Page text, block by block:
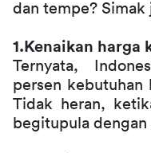
dan tempe?
1.Kenaikan harga
Ternyata,
persen kebutuhan
Tidak heran,
begitupula